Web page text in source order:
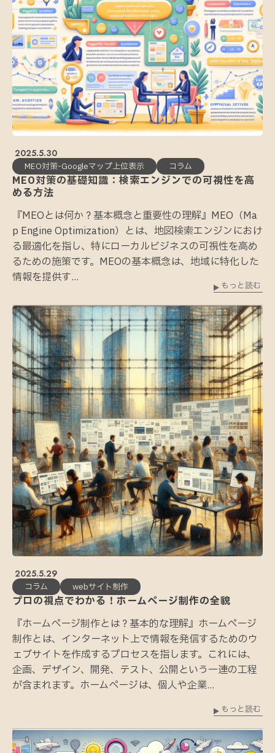
MEO対策の基礎知識：検索エンジンでの可視性を高
める方法
2025.5.30
MEO対策-Googleマップ上位表示
コラム
『MEOとは何か？基本概念と重要性の理解』MEO（Ma
p Engine Optimization）とは、地図検索エンジンにおけ
る最適化を指し、特にローカルビジネスの可視性を高め
るための施策です。MEOの基本概念は、地域に特化した
情報を提供す...
もっと読む
プロの視点でわかる！ホームページ制作の全貌
2025.5.29
コラム
webサイト制作
『ホームページ制作とは？基本的な理解』ホームページ
制作とは、インターネット上で情報を発信するためのウ
ェブサイトを作成するプロセスを指します。これには、
企画、デザイン、開発、テスト、公開という一連の工程
が含まれます。ホームページは、個人や企業...
もっと読む